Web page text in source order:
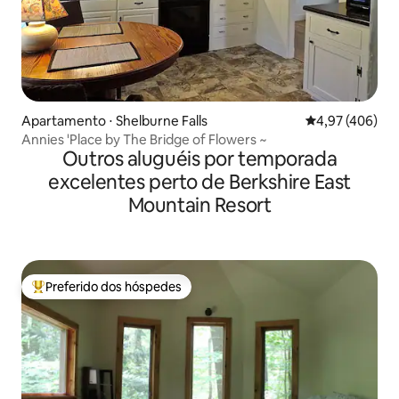
Apartamento ⋅ Shelburne Falls 4,97 de uma
4,97 (406)
Annies 'Place by The Bridge of Flowers ~
Outros aluguéis por temporada
excelentes perto de Berkshire East
Mountain Resort
Entre os melhores preferidos dos hóspedes
Preferido dos hóspedes